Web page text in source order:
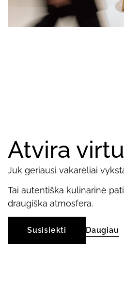
Atvira
Juk geriausi vakarėliai
Tai autentiška kulinarinė
draugiška atmosfera.
Susisiekti Daugiau